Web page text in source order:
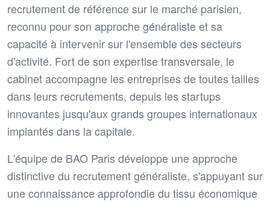
recrutement de référence sur le marché parisien,
reconnu pour son approche généraliste et sa
capacité à intervenir sur l'ensemble des secteurs
d'activité. Fort de son expertise transversale, le
cabinet accompagne les entreprises de toutes tailles
dans leurs recrutements, depuis les startups
innovantes jusqu'aux grands groupes internationaux
implantés dans la capitale.
L'équipe de BAO Paris développe une approche
distinctive du recrutement généraliste, s'appuyant sur
une connaissance approfondie du tissu économique